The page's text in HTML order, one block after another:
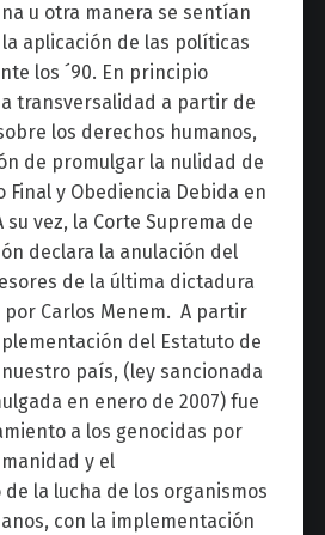
u otra manera se sentían
aplicación de las políticas
los ´90. En principio
transversalidad a partir de
los derechos humanos,
de promulgar la nulidad de
Final y Obediencia Debida en
su vez, la Corte Suprema de
declara la anulación del
de la última dictadura
Carlos Menem. A partir
del Estatuto de
nuestro país, (ley sancionada
en enero de 2007) fue
a los genocidas por
y el
la lucha de los organismos
con la implementación